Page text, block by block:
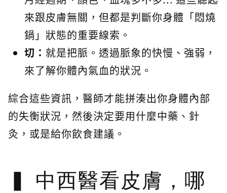
來跟皮膚無關，但都是判斷你身體「悶燒
鍋」狀態的重要線索。
切： 就是把脈。透過脈象的快慢、強弱，
來了解你體內氣血的狀況。
綜合這些資訊，醫師才能拼湊出你身體內部
的失衡狀況，然後決定要用什麼中藥、針
灸，或是給你飲食建議。
中西醫看皮膚，哪